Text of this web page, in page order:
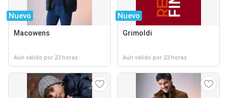
Nuevo
Macowens
Aún válido por 23 horas
Nuevo
Grimoldi
Aún válido por 23 horas